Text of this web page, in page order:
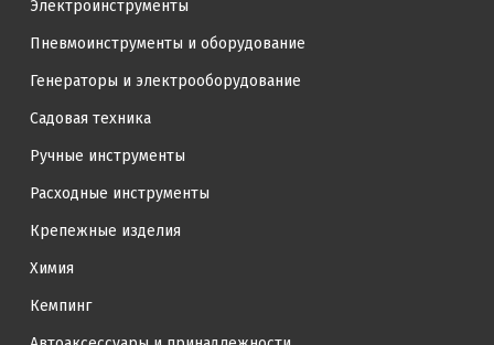
Электроинструменты
Пневмоинструменты и оборудование
Генераторы и электрооборудование
Садовая техника
Ручные инструменты
Расходные инструменты
Крепежные изделия
Химия
Кемпинг